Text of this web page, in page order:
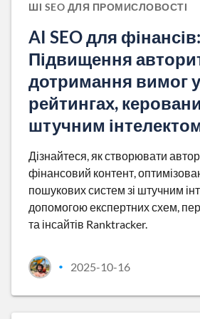
ШІ SEO ДЛЯ ПРОМИСЛОВОСТІ
AI SEO для фінансів:
Підвищення
дотримання вимог у
рейтингах,
штучним
Дізнайтеся, як створювати
фінансовий контент,
пошукових систем зі штучним
допомогою експертних схем,
та інсайтів Ranktracker.
• 2025-10-16